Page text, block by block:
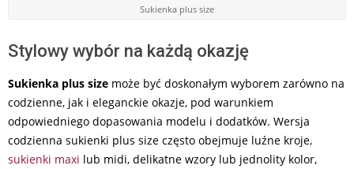
Sukienka plus size
Stylowy wybór na każdą okazję
Sukienka plus size może być doskonałym wyborem zarówno na
codzienne, jak i eleganckie okazje, pod warunkiem
odpowiedniego dopasowania modelu i dodatków. Wersja
codzienna sukienki plus size często obejmuje luźne kroje,
sukienki maxi lub midi, delikatne wzory lub jednolity kolor,